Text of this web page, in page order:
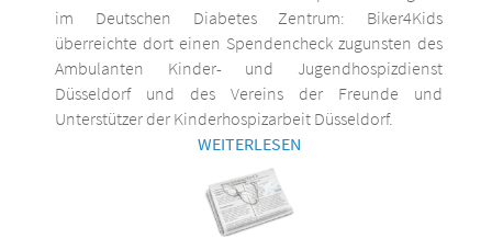
im Deutschen Diabetes Zentrum: Biker4Kids
überreichte dort einen Spendencheck zugunsten des
Ambulanten Kinder- und Jugendhospizdienst
Düsseldorf und des Vereins der Freunde und
Unterstützer der Kinderhospizarbeit Düsseldorf.
WEITERLESEN